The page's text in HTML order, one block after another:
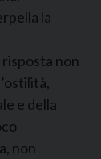
la
non
e della
non